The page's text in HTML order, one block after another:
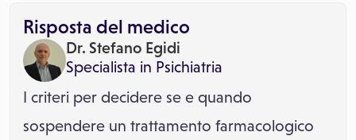
Risposta del medico
Dr. Stefano Egidi
Specialista in Psichiatria
I criteri per decidere se e quando
sospendere un trattamento farmacologico